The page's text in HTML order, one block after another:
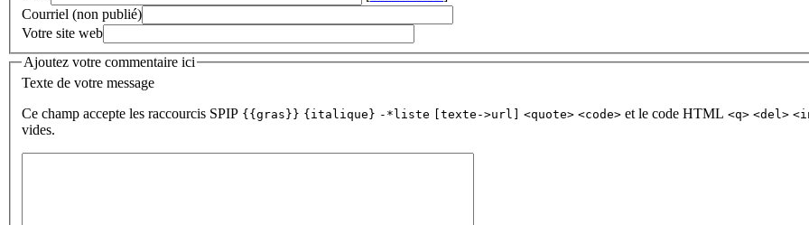
Courriel (non publié)
Votre site web
Ajoutez votre commentaire ici
Texte de votre message
Ce champ accepte les raccourcis SPIP {{gras}} {italique} -*liste [texte->url] <quote> <code> et le code HTML <q> <del>
vides.